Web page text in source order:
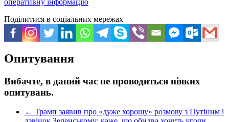
Поділитися в соціальних мережах
Опитування
Вибачте, в даний час не проводиться ніяких
опитувань.
← Трамп заявив про «дуже хорошу» розмову з Путіним і